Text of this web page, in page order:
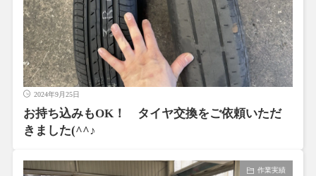
2024年9月25日
お持ち込みもOK！ タイヤ交換をご依頼いただ
きました(^^♪
作業実績